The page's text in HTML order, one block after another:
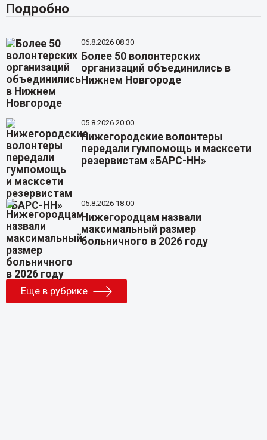
Подробно
06.8.2026 08:30
Более 50 волонтерских
организаций объединились в
Нижнем Новгороде
05.8.2026 20:00
Нижегородские волонтеры
передали гумпомощь и масксети
резервистам «БАРС-НН»
05.8.2026 18:00
Нижегородцам назвали
максимальный размер
больничного в 2026 году
Еще в рубрике